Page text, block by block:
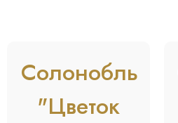
Солонобль
"Цветок